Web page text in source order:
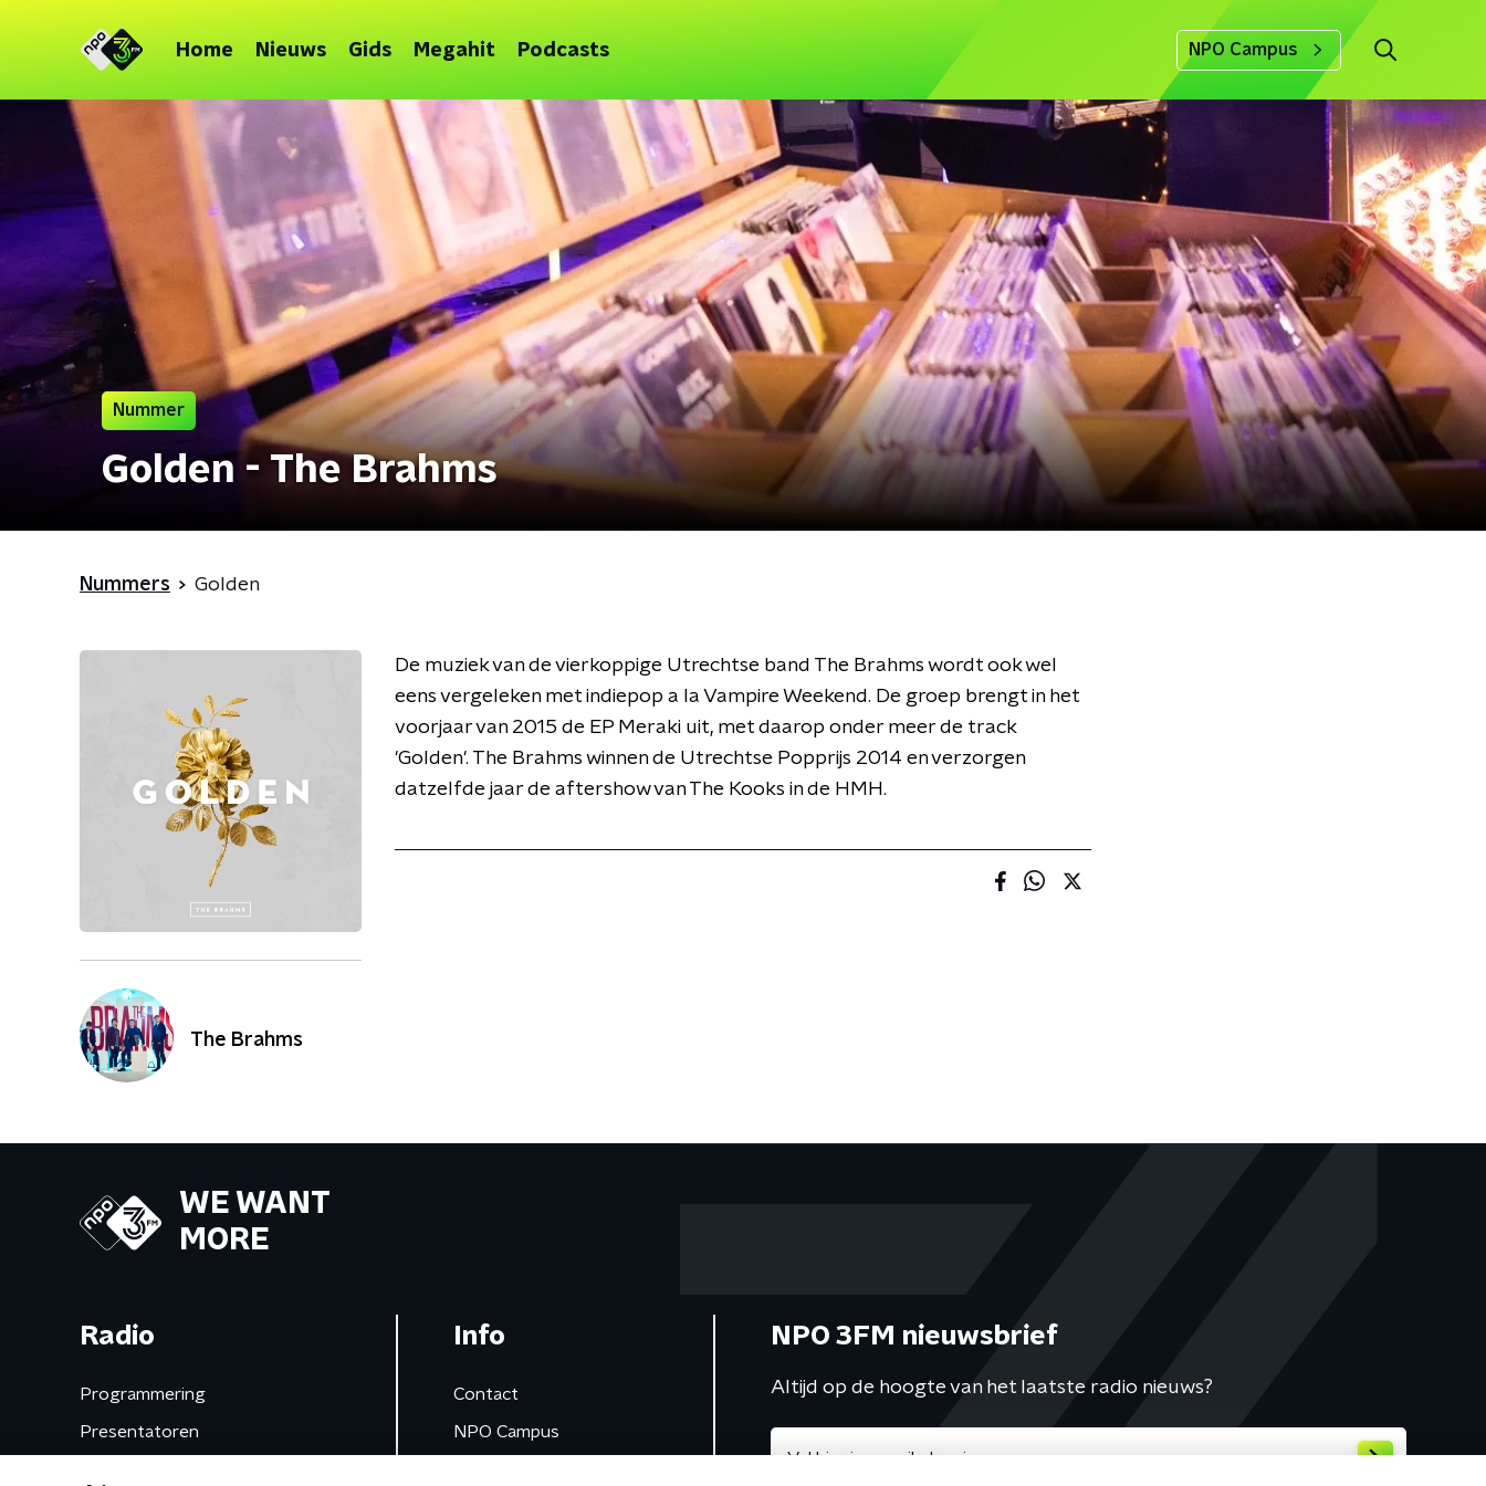
Home Nieuws Gids Megahit Podcasts NPO Campus
Nummer
Golden - The Brahms
Nummers Golden
The Brahms
De muziek van de vierkoppige Utrechtse band The Brahms wordt ook wel
eens vergeleken met indiepop a la Vampire Weekend. De groep brengt in het
voorjaar van 2015 de EP Meraki uit, met daarop onder meer de track
'Golden'. The Brahms winnen de Utrechtse Popprijs 2014 en verzorgen
datzelfde jaar de aftershow van The Kooks in de HMH.
WE WANT
MORE
Radio
Programmering
Presentatoren
Info
Contact
NPO Campus
NPO 3FM nieuwsbrief
Altijd op de hoogte van het laatste radio nieuws?